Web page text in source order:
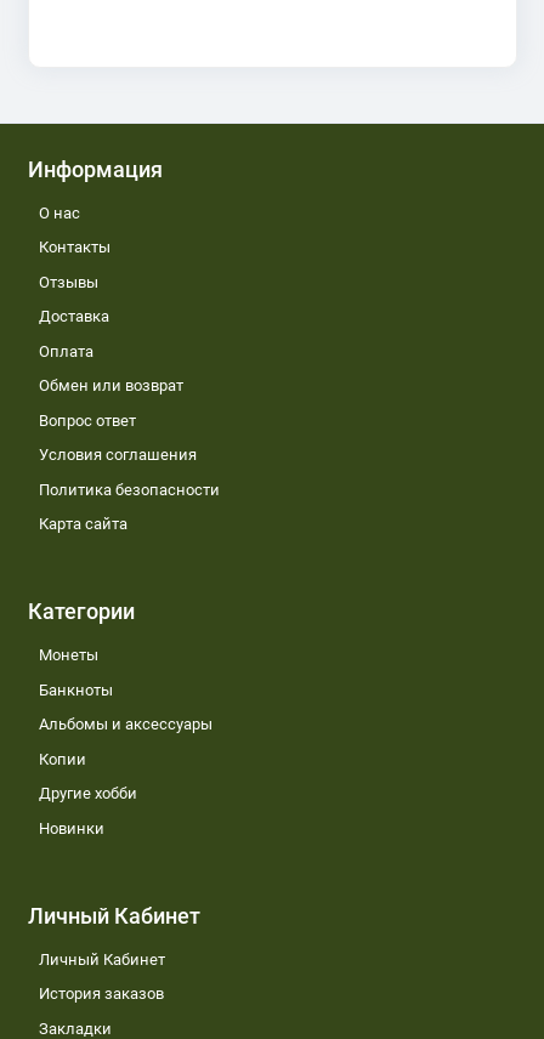
Информация
О нас
Контакты
Отзывы
Доставка
Оплата
Обмен или возврат
Вопрос ответ
Условия соглашения
Политика безопасности
Карта сайта
Категории
Монеты
Банкноты
Альбомы и аксессуары
Копии
Другие хобби
Новинки
Личный Кабинет
Личный Кабинет
История заказов
Закладки